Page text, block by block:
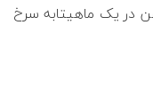
در یک ماهیتابه سرخ